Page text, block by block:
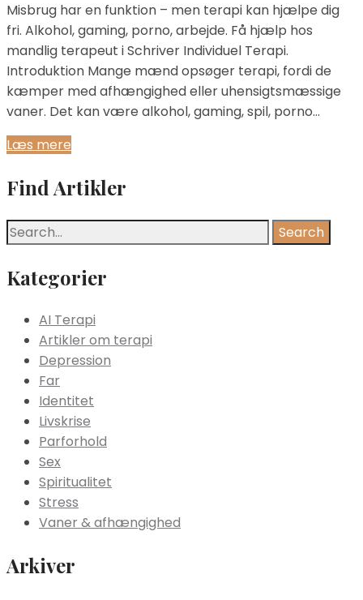
Misbrug har en funktion – men terapi kan hjælpe dig
fri. Alkohol, gaming, porno, arbejde. Få hjælp hos
mandlig terapeut i Schriver Individuel Terapi.
Introduktion Mange mænd opsøger terapi, fordi de
kæmper med afhængighed eller uhensigtsmæssige
vaner. Det kan være alkohol, gaming, spil, porno…
Læs mere
Find Artikler
Kategorier
AI Terapi
Artikler om terapi
Depression
Far
Identitet
Livskrise
Parforhold
Sex
Spiritualitet
Stress
Vaner & afhængighed
Arkiver